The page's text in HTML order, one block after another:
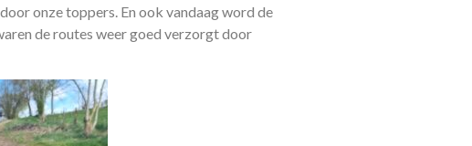
onze toppers. En ook vandaag word de
de routes weer goed verzorgt door